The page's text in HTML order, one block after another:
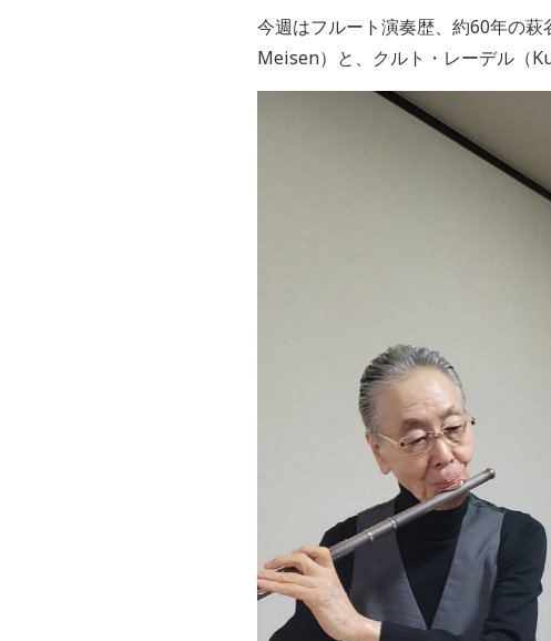
今週はフルート演奏歴、約60年の
Meisen）と、クルト・レーデル（